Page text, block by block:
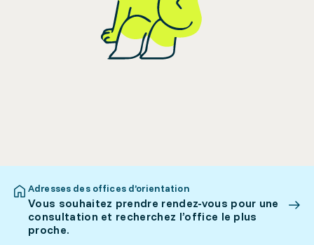
Adresses des offices d’orientation
Vous souhaitez prendre rendez-vous pour une
consultation et recherchez l’office le plus
proche.